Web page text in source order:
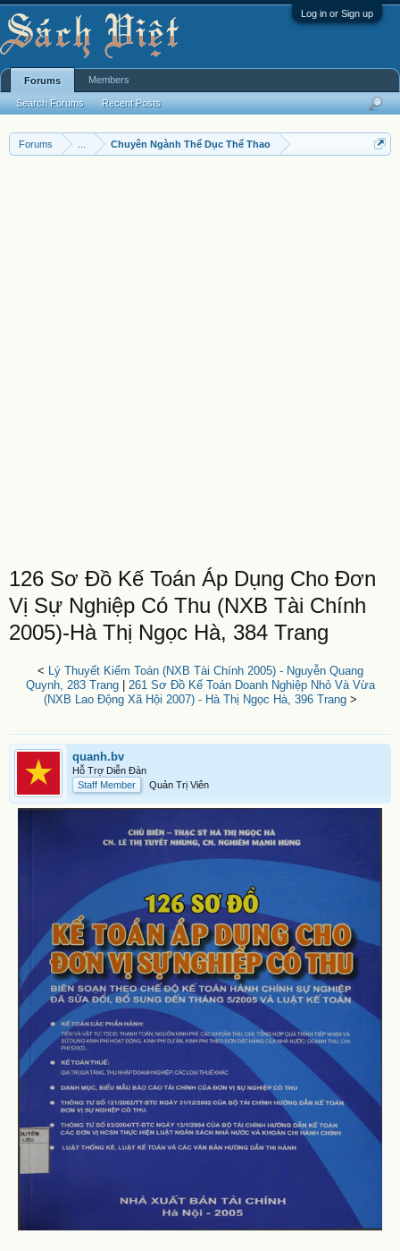
Log in or Sign up
Forums Chuyên Ngành Thể Dục Thể Thao
126 Sơ Đồ Kế Toán Áp Dụng Cho Đơn
Vị Sự Nghiệp Có Thu (NXB Tài Chính
2005)-Hà Thị Ngọc Hà, 384 Trang
< Lý Thuyết Kiểm Toán (NXB Tài Chính 2005) - Nguyễn Quang
Quynh, 283 Trang| 261 Sơ Đồ Kế Toán Doanh Nghiệp Nhỏ Và Vừa
(NXB Lao Động Xã Hội 2007) - Hà Thị Ngọc Hà, 396 Trang>
quanh.bv
Hỗ Trợ Diễn Đàn
Staff Member
Quản Trị Viên
Forums
Search Forums Recent Posts
Members